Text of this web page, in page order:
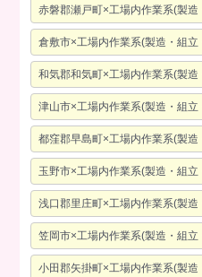
赤磐郡瀬戸町×工場内作業系(製造
倉敷市×工場内作業系(製造・組立
和気郡和気町×工場内作業系(製造
津山市×工場内作業系(製造・組立
都窪郡早島町×工場内作業系(製造
玉野市×工場内作業系(製造・組立
浅口郡里庄町×工場内作業系(製造
笠岡市×工場内作業系(製造・組立
小田郡矢掛町×工場内作業系(製造